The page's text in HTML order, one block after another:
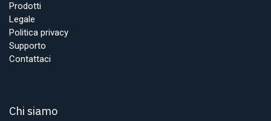
Prodotti
Legale
Politica privacy
Supporto
Contattaci
Chi siamo